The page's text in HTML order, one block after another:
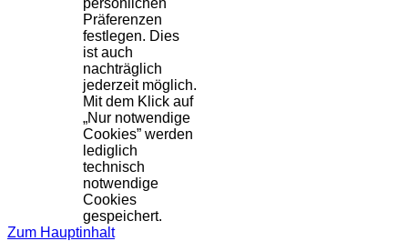
persönlichen
Präferenzen
festlegen. Dies
ist auch
nachträglich
jederzeit möglich.
Mit dem Klick auf
„Nur notwendige
Cookies” werden
lediglich
technisch
notwendige
Cookies
gespeichert.
Zum Hauptinhalt